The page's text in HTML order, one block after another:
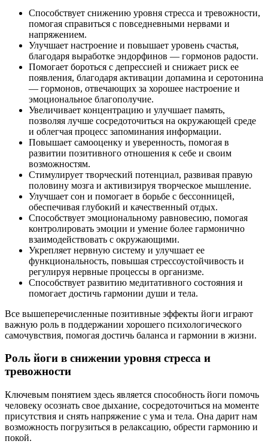
Способствует снижению уровня стресса и тревожности,
помогая справиться с повседневными нервами и
напряжением.
Улучшает настроение и повышает уровень счастья,
благодаря выработке эндорфинов — гормонов радости.
Помогает бороться с депрессией и снижает риск ее
появления, благодаря активации допамина и серотонина
— гормонов, отвечающих за хорошее настроение и
эмоциональное благополучие.
Увеличивает концентрацию и улучшает память,
позволяя лучше сосредоточиться на окружающей среде
и облегчая процесс запоминания информации.
Повышает самооценку и уверенность, помогая в
развитии позитивного отношения к себе и своим
возможностям.
Стимулирует творческий потенциал, развивая правую
половину мозга и активизируя творческое мышление.
Улучшает сон и помогает в борьбе с бессонницей,
обеспечивая глубокий и качественный отдых.
Способствует эмоциональному равновесию, помогая
контролировать эмоции и умение более гармонично
взаимодействовать с окружающими.
Укрепляет нервную систему и улучшает ее
функциональность, повышая стрессоустойчивость и
регулируя нервные процессы в организме.
Способствует развитию медитативного состояния и
помогает достичь гармонии души и тела.
Все вышеперечисленные позитивные эффекты йоги играют
важную роль в поддержании хорошего психологического
самочувствия, помогая достичь баланса и гармонии в жизни.
Роль йоги в снижении уровня стресса и
тревожности
Ключевым понятием здесь является способность йоги помочь
человеку осознать свое дыхание, сосредоточиться на моменте
присутствия и снять напряжение с ума и тела. Она дарит нам
возможность погрузиться в релаксацию, обрести гармонию и
покой.